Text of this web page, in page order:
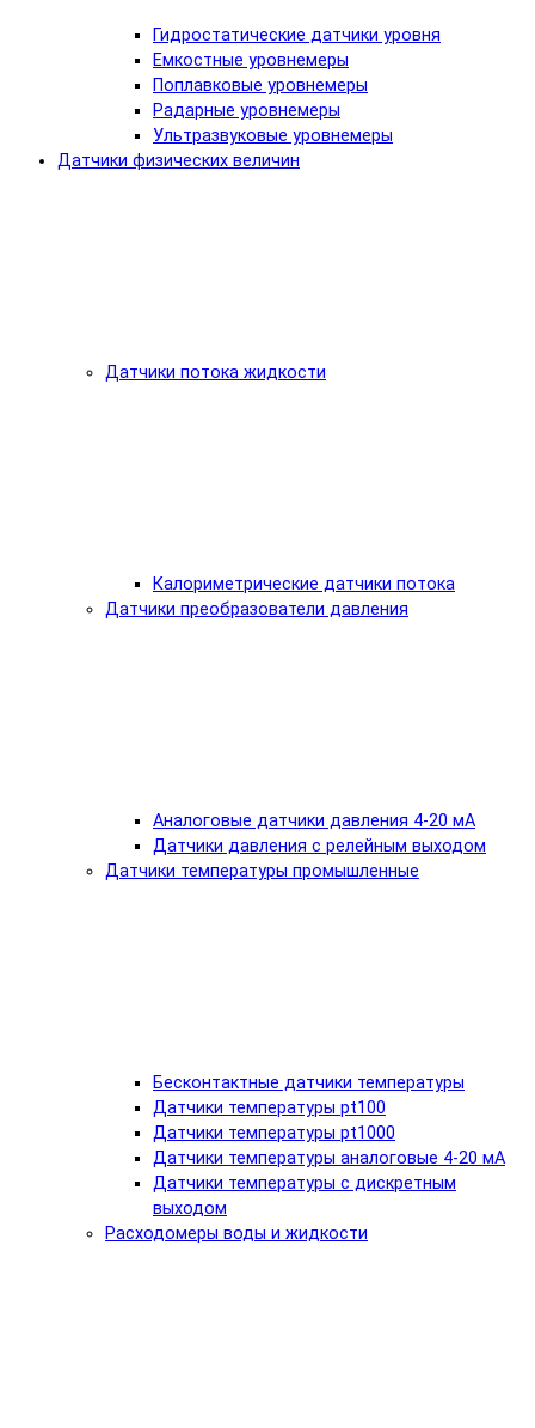
Гидростатические датчики уровня
Емкостные уровнемеры
Поплавковые уровнемеры
Радарные уровнемеры
Ультразвуковые уровнемеры
Датчики физических величин
Датчики потока жидкости
Калориметрические датчики потока
Датчики преобразователи давления
Аналоговые датчики давления 4-20 мА
Датчики давления с релейным выходом
Датчики температуры промышленные
Бесконтактные датчики температуры
Датчики температуры pt100
Датчики температуры pt1000
Датчики температуры аналоговые 4-20 мА
Датчики температуры с дискретным
выходом
Расходомеры воды и жидкости